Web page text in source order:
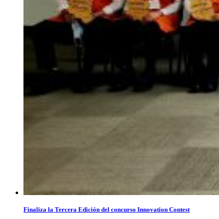
Finaliza la Tercera Edición del concurso Innovation Contest